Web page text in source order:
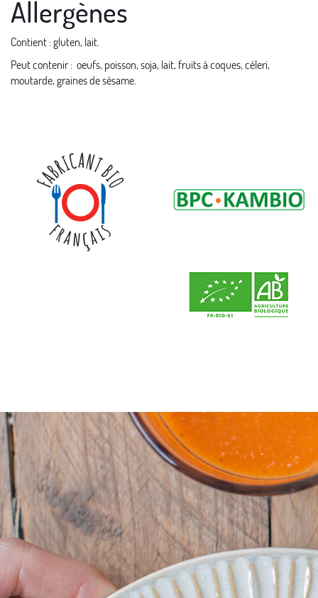
Allergènes
Contient : gluten, lait.
Peut contenir : oeufs, poisson, soja, lait, fruits à coques, céleri,
moutarde, graines de sésame.